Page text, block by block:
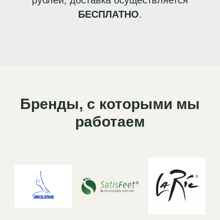
БЕСПЛАТНО.
Бренды, с которыми мы
работаем